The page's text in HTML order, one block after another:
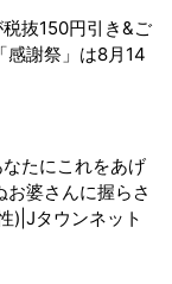
税抜150円引き&ご
感謝祭」は8月14
なたにこれをあげ
お婆さんに握らさ
)|Jタウンネット